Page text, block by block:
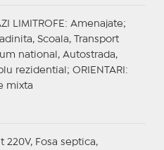
LIMITROFE : Amenajate;
Scoala, Transport
national, Autostrada,
rezidential; ORIENTARI :
mixta
220V, Fosa septica,